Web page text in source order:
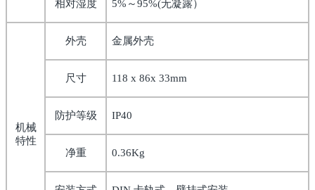
相对湿度 5% ～95%(无凝露）
机械
特性
外壳 金属外壳
尺寸 118 x 86x 33mm
防护等级 IP40
净重 0.36Kg